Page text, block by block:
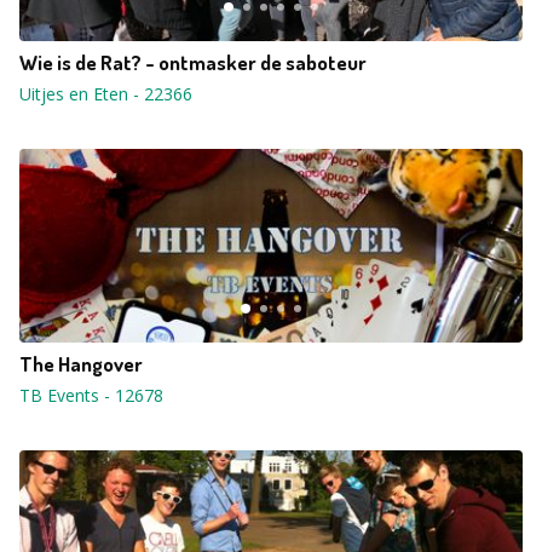
Wie is de Rat? - ontmasker de saboteur
Uitjes en Eten - 22366
The Hangover
TB Events - 12678